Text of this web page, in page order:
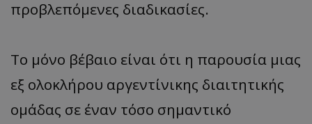
προβλεπόμενες διαδικασίες.
Το μόνο βέβαιο είναι ότι η παρουσία μιας
εξ ολοκλήρου αργεντίνικης διαιτητικής
ομάδας σε έναν τόσο σημαντικό